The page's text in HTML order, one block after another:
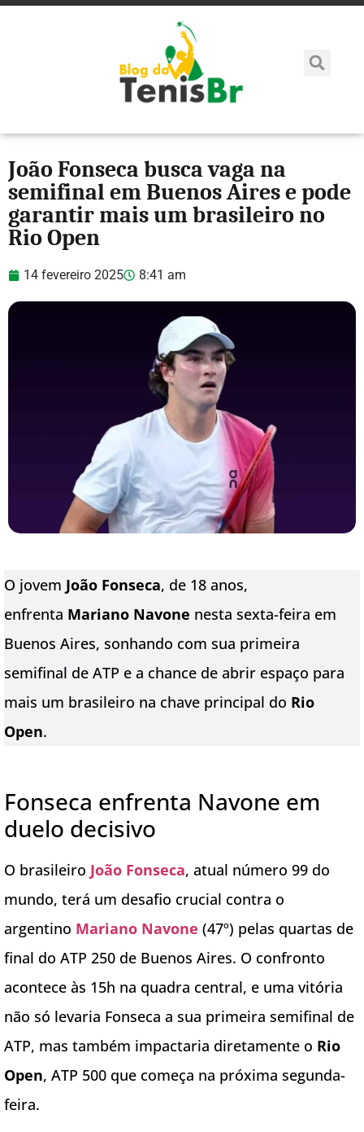
João Fonseca busca vaga na
semifinal em Buenos Aires e pode
garantir mais um brasileiro no
Rio Open
14 fevereiro 2025 8:41 am
O jovem João Fonseca, de 18 anos,
enfrenta Mariano Navone nesta sexta-feira em
Buenos Aires, sonhando com sua primeira
semifinal de ATP e a chance de abrir espaço para
mais um brasileiro na chave principal do Rio
Open.
Fonseca enfrenta Navone em
duelo decisivo
O brasileiro João Fonseca, atual número 99 do
mundo, terá um desafio crucial contra o
argentino Mariano Navone (47º) pelas quartas de
final do ATP 250 de Buenos Aires. O confronto
acontece às 15h na quadra central, e uma vitória
não só levaria Fonseca a sua primeira semifinal de
ATP, mas também impactaria diretamente o Rio
Open, ATP 500 que começa na próxima segunda-
feira.